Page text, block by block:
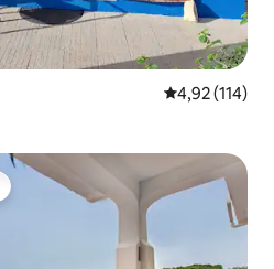
4,92 de
4,92 (114)